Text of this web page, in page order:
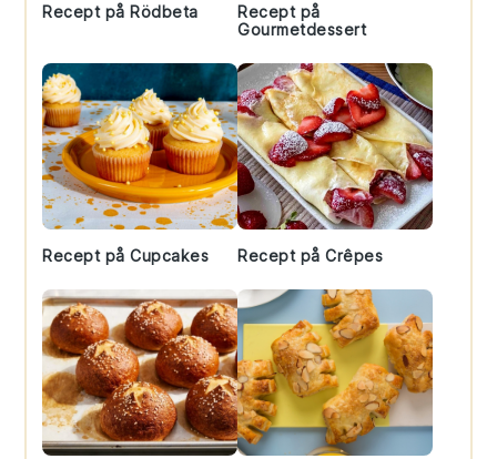
Recept på Rödbeta
Recept på
Gourmetdessert
Recept på Cupcakes Recept på Crêpes